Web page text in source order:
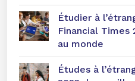
Étudier à
Financial Times
au monde
Études à